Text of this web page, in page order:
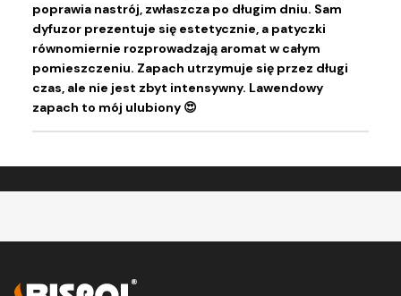
poprawia nastrój, zwłaszcza po długim dniu. Sam
dyfuzor prezentuje się estetycznie, a patyczki
równomiernie rozprowadzają aromat w całym
pomieszczeniu. Zapach utrzymuje się przez długi
czas, ale nie jest zbyt intensywny. Lawendowy
zapach to mój ulubiony 😍